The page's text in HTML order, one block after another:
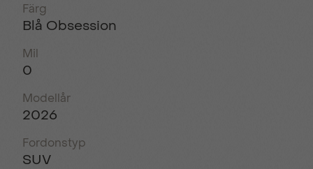
Färg
Blå Obsession
Mil
0
Modellår
2026
Fordonstyp
SUV